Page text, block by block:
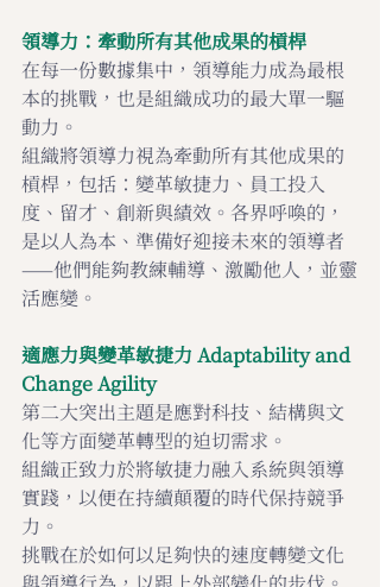
領導力：牽動所有其他成果的槓桿
在每一份數據集中，領導能力成為最根
本的挑戰，也是組織成功的最大單一驅
動力。
組織將領導力視為牽動所有其他成果的
槓桿，包括：變革敏捷力、員工投入
度、留才、創新與績效。各界呼喚的，
是以人為本、準備好迎接未來的領導者
——他們能夠教練輔導、激勵他人，並靈
活應變。
適應力與變革敏捷力 Adaptability and
Change Agility
第二大突出主題是應對科技、結構與文
化等方面變革轉型的迫切需求。
組織正致力於將敏捷力融入系統與領導
實踐，以便在持續顛覆的時代保持競爭
力。
挑戰在於如何以足夠快的速度轉變文化